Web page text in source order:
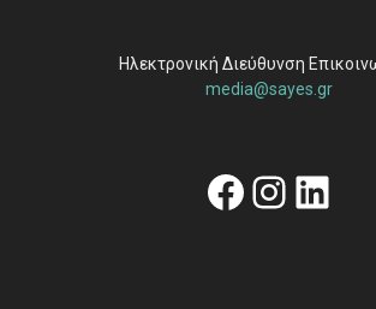
Ηλεκτρονική Διεύθυνση
media@sayes.gr
Facebook